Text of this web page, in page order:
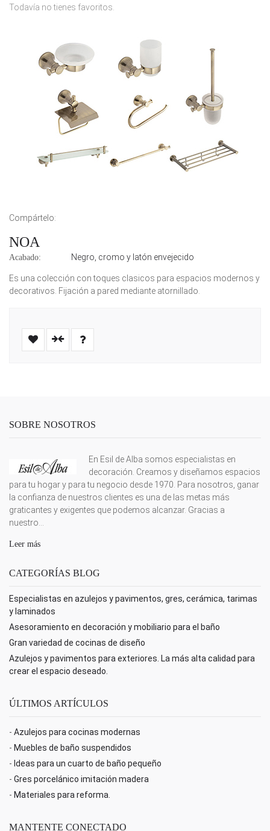
Todavía no tienes favoritos.
Compártelo:
NOA
Acabado: Negro, cromo y latón envejecido
Es una colección con toques clasicos para espacios modernos y
decorativos. Fijación a pared mediante atornillado.
SOBRE NOSOTROS
En Esil de Alba somos especialistas en
decoración. Creamos y diseñamos espacios
para tu hogar y para tu negocio desde 1970. Para nosotros, ganar
la confianza de nuestros clientes es una de las metas más
graticantes y exigentes que podemos alcanzar. Gracias a
nuestro...
Leer más
CATEGORÍAS BLOG
Especialistas en azulejos y pavimentos, gres, cerámica, tarimas
y laminados
Asesoramiento en decoración y mobiliario para el baño
Gran variedad de cocinas de diseño
Azulejos y pavimentos para exteriores. La más alta calidad para
crear el espacio deseado.
ÚLTIMOS ARTÍCULOS
- Azulejos para cocinas modernas
- Muebles de baño suspendidos
- Ideas para un cuarto de baño pequeño
- Gres porcelánico imitación madera
- Materiales para reforma.
MANTENTE CONECTADO